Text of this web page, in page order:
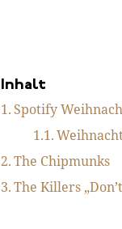
Inhalt
Spotify
The Chipmunks
The Killers